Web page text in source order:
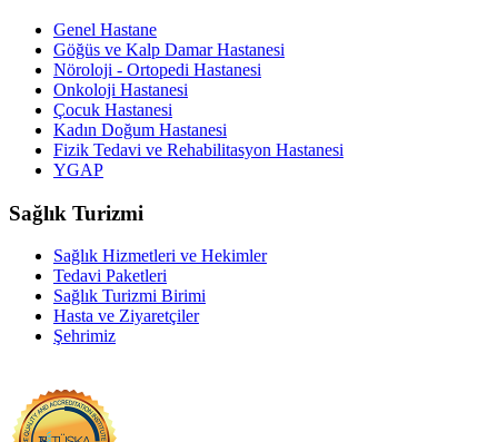
Genel Hastane
Göğüs ve Kalp Damar Hastanesi
Nöroloji - Ortopedi Hastanesi
Onkoloji Hastanesi
Çocuk Hastanesi
Kadın Doğum Hastanesi
Fizik Tedavi ve Rehabilitasyon Hastanesi
YGAP
Sağlık Turizmi
Sağlık Hizmetleri ve Hekimler
Tedavi Paketleri
Sağlık Turizmi Birimi
Hasta ve Ziyaretçiler
Şehrimiz